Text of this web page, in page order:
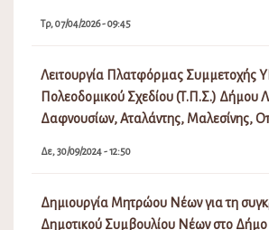
Τρ, 07/04/2026 - 09:45
Λειτουργία Πλατφόρμας Συμμετοχής
Πολεοδομικού Σχεδίου (Τ.Π.Σ.) Δήμου
Δαφνουσίων, Αταλάντης, Μαλεσίνης,
Δε, 30/09/2024 - 12:50
Δημιουργία Μητρώου Νέων για τη
Δημοτικού Συμβουλίου Νέων στο